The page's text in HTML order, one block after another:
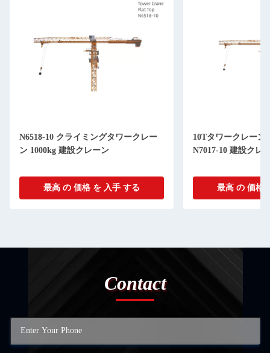
N6518-10 クライミングタワークレー
ン 1000kg 建設クレーン
最高 の 価格 を 入手 する
10Tタワークレーン
N7017-10 建設クレ
最高 の 価格
Contact